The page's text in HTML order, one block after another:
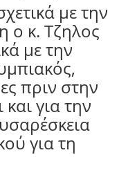
με την
ο κ. Τζηλος
με την
πριν στην
και για την
για τη